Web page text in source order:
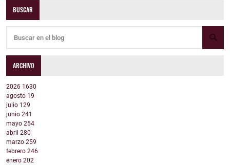
BUSCAR
ARCHIVO
2026 1630
agosto 19
julio 129
junio 241
mayo 254
abril 280
marzo 259
febrero 246
enero 202